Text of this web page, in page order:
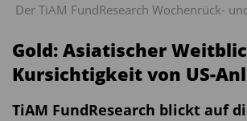
Der TiAM FundResearch Wochenrück-
Gold: Asiatischer
Kursichtigkeit von US-
TiAM FundResearch blickt auf